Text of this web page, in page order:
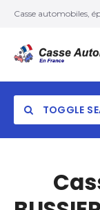
Casse automobiles,
TOGGLE